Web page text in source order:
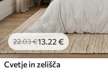
22.03€13 .22 €
Cvetje in zelišča